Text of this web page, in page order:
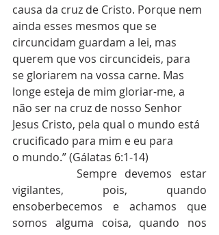
causa da cruz de Cristo. Porque nem
ainda esses mesmos que se
circuncidam guardam a lei, mas
querem que vos circuncideis, para
se gloriarem na vossa carne. Mas
longe esteja de mim gloriar-me, a
não ser na cruz de nosso Senhor
Jesus Cristo, pela qual o mundo está
crucificado para mim e eu para
o mundo.” (Gálatas 6:1-14)
Sempre devemos estar
vigilantes, pois, quando
ensoberbecemos e achamos que
somos alguma coisa, quando nos